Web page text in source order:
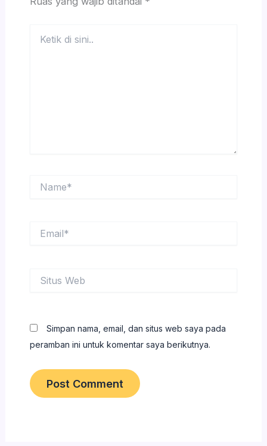
Web
Simpan nama, email, dan situs web saya pada
peramban ini untuk komentar saya berikutnya.